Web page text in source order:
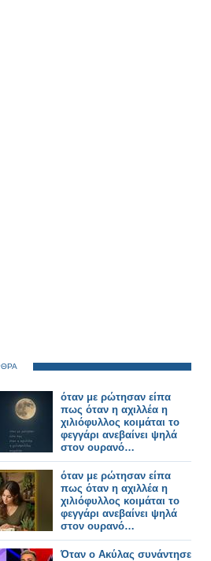
όταν με ρώτησαν είπα
πως όταν η αχιλλέα η
χιλιόφυλλος κοιμάται το
φεγγάρι ανεβαίνει ψηλά
στον ουρανό…
όταν με ρώτησαν είπα
πως όταν η αχιλλέα η
χιλιόφυλλος κοιμάται το
φεγγάρι ανεβαίνει ψηλά
στον ουρανό…
Όταν ο Ακύλας συνάντησε